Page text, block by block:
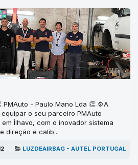
PMAuto - Paulo Mano Lda 👏 ⚙A
equipar o seu parceiro PMAuto -
Ílhavo, com o inovador sistema
direção e calib...
LUZDEAIRBAG - AUTEL PORTUGAL